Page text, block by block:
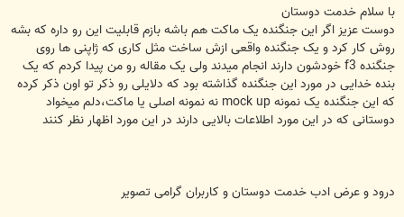
ت
با سلام خدمت دوستان
دوست عزیز اگر این جنگنده یک ماکت هم باشه بازم قابلیت این رو داره که بشه
روش کار کرد و یک جنگنده واقعی ازش ساخت مثل کاری که ژاپنی ها روی
جنگنده f3 خودشون دارند انجام میدند ولی یک مقاله رو من پیدا کردم که یک
بنده خدایی در مورد این جنگنده گذاشته بود که دلایلی رو ذکر تو اون ذکر کرده
که این جنگنده یک نمونه mock up نه نمونه اصلی یا ماکت،دلم میخواد
دوستانی که در این مورد اطلاعات بالایی دارند در این مورد اظهار نظر کنند
درود و عرض ادب خدمت دوستان و کاربران گرامی تصویر